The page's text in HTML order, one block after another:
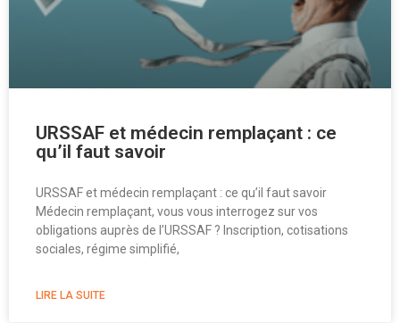
URSSAF et médecin remplaçant : ce
qu’il faut savoir
URSSAF et médecin remplaçant : ce qu’il faut savoir
Médecin remplaçant, vous vous interrogez sur vos
obligations auprès de l’URSSAF ? Inscription, cotisations
sociales, régime simplifié,
LIRE LA SUITE